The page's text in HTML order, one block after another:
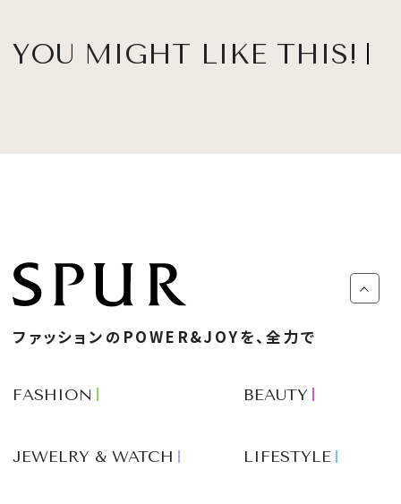
YOU MIGHT LIKE THIS!
ファッションのPOWER&JOYを、全力で
FASHION BEAUTY
JEWELRY & WATCH LIFESTYLE